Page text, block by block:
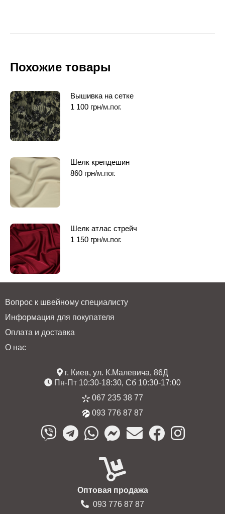
Похожие товары
Вышивка на сетке
1 100 грн/м.пог.
Шелк крепдешин
860 грн/м.пог.
Шелк атлас стрейч
1 150 грн/м.пог.
Вопрос к швейному специалисту
Информация для покупателя
Оплата и доставка
О нас
г. Киев, ул. К.Малевича, 86Д
Пн-Пт 10:30-18:30, Сб 10:30-17:00
067 235 38 77
093 776 87 87
Оптовая продажа
093 776 87 87